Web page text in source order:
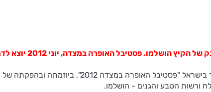
יוני 2012 יוצא לדרך עם כרמן של ז'ורז' ביזה והפרויקט של עידן רייכל. השואו של השנה!
ההכנות לפרויקט התרבות הגדול ביותר
ורשות הטבע והגנים - הושלמו.